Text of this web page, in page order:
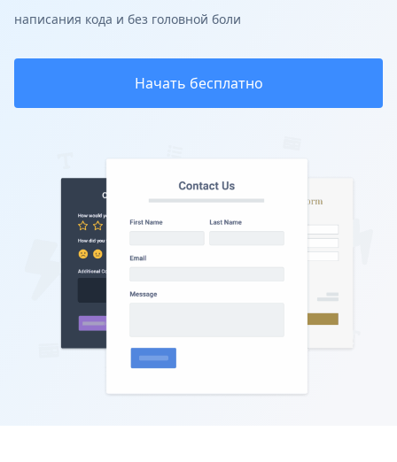
написания кода и без головной боли
Начать бесплатно